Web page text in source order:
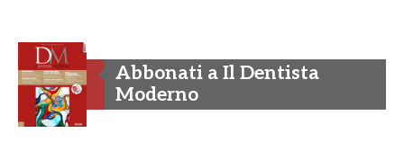
Abbonati a Il Dentista
Moderno